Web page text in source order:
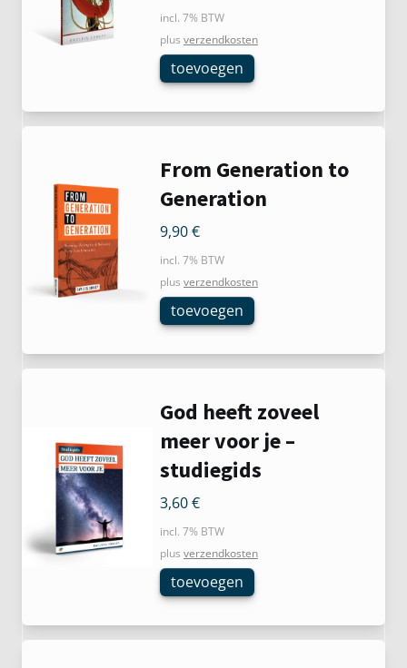
incl. 7% BTW
plus verzendkosten
toevoegen
From Generation to
Generation
9,90€
incl. 7% BTW
plus verzendkosten
toevoegen
God heeft zoveel
meer voor je –
studiegids
3,60€
incl. 7% BTW
plus verzendkosten
toevoegen